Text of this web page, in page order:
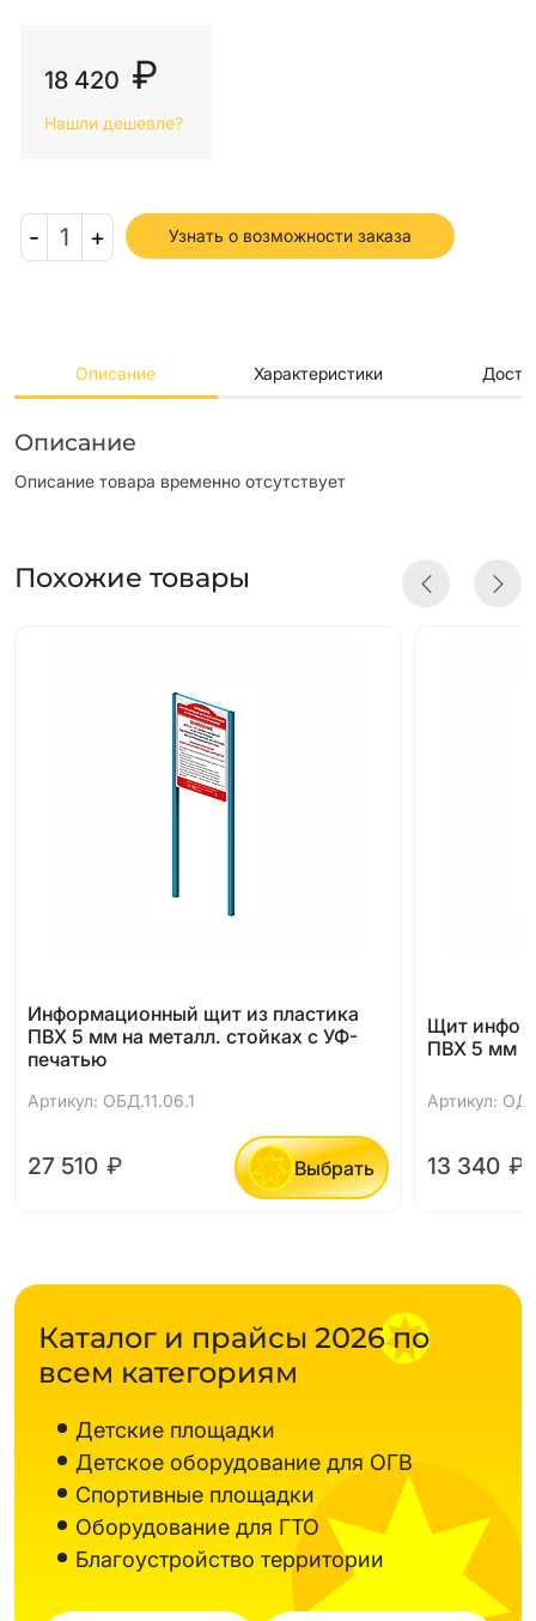
18 420 ₽
Нашли дешевле?
- 1 + Узнать о возможности заказа
Описание Характеристики
Описание
Описание товара временно отсутствует
Похожие товары
Информационный щит из пластика
ПВХ 5 мм на металл. стойках с УФ-
печатью
Артикул: ОБД.11.06.1
27 510 ₽ Выбрать
Щит
ПВХ 5 мм с
Артикул:
13 340 ₽
Каталог и прайсы 2026 по
всем категориям
Детские площадки
Детское оборудование для ОГВ
Спортивные площадки
Оборудование для ГТО
Благоустройство территории